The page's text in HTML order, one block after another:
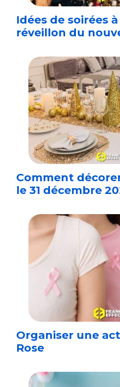
Idées de soirées
réveillon du
Comment
le 31 décembre
Organiser une
Rose